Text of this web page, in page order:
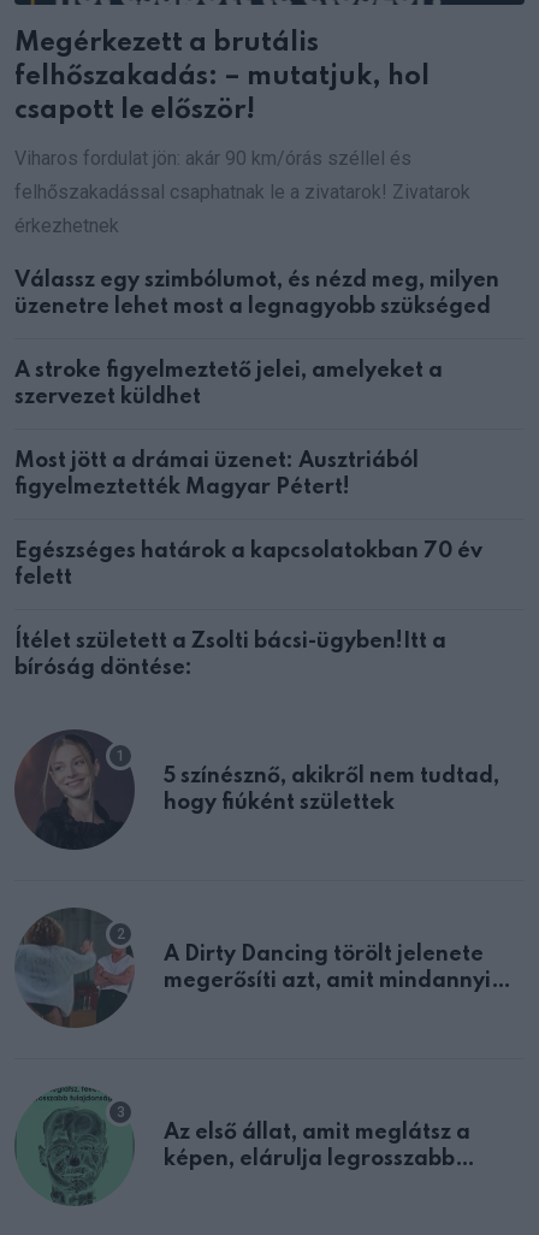
Megérkezett a brutális
felhőszakadás: – mutatjuk, hol
csapott le először!
Viharos fordulat jön: akár 90 km/órás széllel és
felhőszakadással csaphatnak le a zivatarok! Zivatarok
érkezhetnek
Válassz egy szimbólumot, és nézd meg, milyen
üzenetre lehet most a legnagyobb szükséged
A stroke figyelmeztető jelei, amelyeket a
szervezet küldhet
Most jött a drámai üzenet: Ausztriából
figyelmeztették Magyar Pétert!
Egészséges határok a kapcsolatokban 70 év
felett
Ítélet született a Zsolti bácsi-ügyben!Itt a
bíróság döntése:
5 színésznő, akikről nem tudtad,
hogy fiúként születtek
A Dirty Dancing törölt jelenete
megerősíti azt, amit mindannyian
Az első állat, amit meglátsz a
képen, elárulja legrosszabb